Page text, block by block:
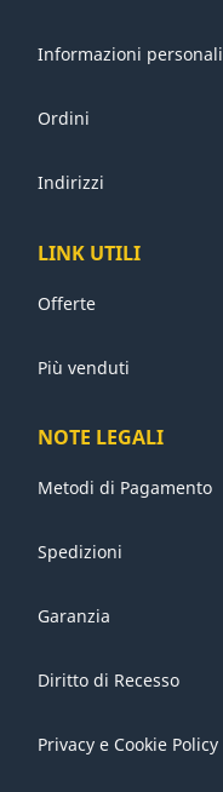
Informazioni personali
Ordini
Indirizzi
LINK UTILI
Offerte
Più venduti
NOTE LEGALI
Metodi di Pagamento
Spedizioni
Garanzia
Diritto di Recesso
Privacy e Cookie Policy